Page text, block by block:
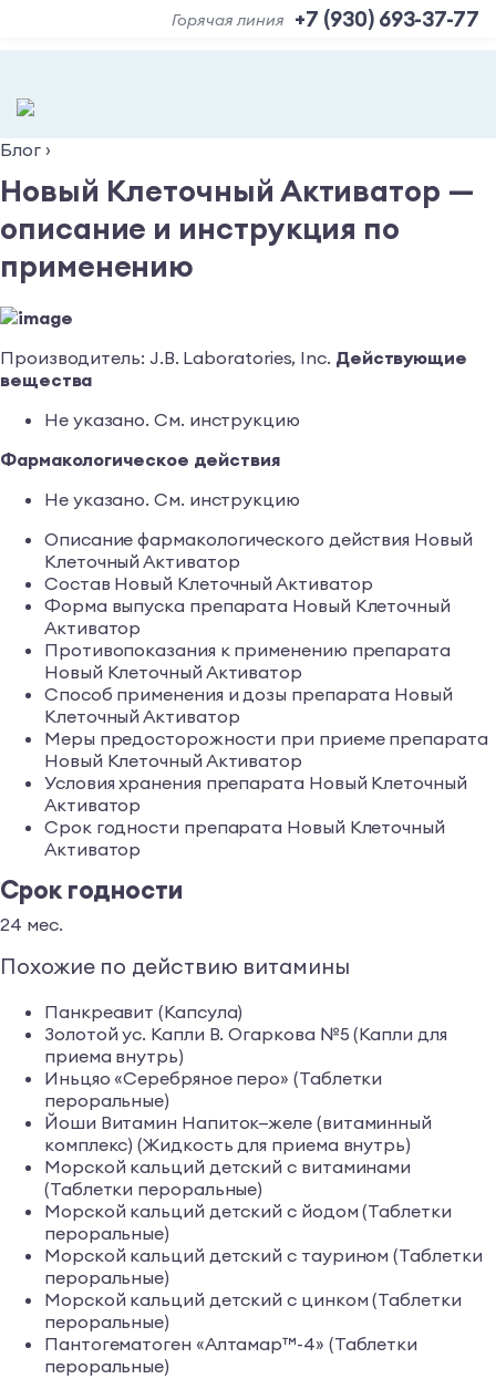
+7 (930) 693-37-77
Горячая линия
Блог ›
Новый Клеточный Активатор —
описание и инструкция по
применению
Производитель: J.B. Laboratories, Inc. Действующие
вещества
Не указано. См. инструкцию
Фармакологическое действия
Не указано. См. инструкцию
Описание фармакологического действия Новый
Клеточный Активатор
Состав Новый Клеточный Активатор
Форма выпуска препарата Новый Клеточный
Активатор
Противопоказания к применению препарата
Новый Клеточный Активатор
Способ применения и дозы препарата Новый
Клеточный Активатор
Меры предосторожности при приеме препарата
Новый Клеточный Активатор
Условия хранения препарата Новый Клеточный
Активатор
Срок годности препарата Новый Клеточный
Активатор
Срок годности
24 мес.
Похожие по действию витамины
Панкреавит (Капсула)
Золотой ус. Капли В. Огаркова №5 (Капли для
приема внутрь)
Иньцяо «Серебряное перо» (Таблетки
пероральные)
Йоши Витамин Напиток—желе (витаминный
комплекс) (Жидкость для приема внутрь)
Морской кальций детский с витаминами
(Таблетки пероральные)
Морской кальций детский с йодом (Таблетки
пероральные)
Морской кальций детский с таурином (Таблетки
пероральные)
Морской кальций детский с цинком (Таблетки
пероральные)
Пантогематоген «Алтамар™-4» (Таблетки
пероральные)